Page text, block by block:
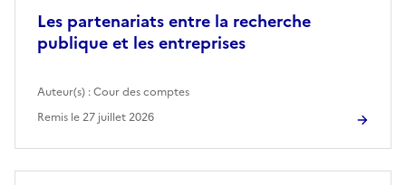
Les partenariats entre la recherche
publique et les entreprises
Auteur(s) :Cour des comptes
Remis le27 juillet 2026